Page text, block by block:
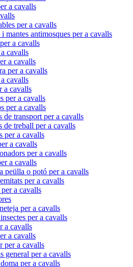
a cavalls
per a cavalls
i mantes antimosques per a cavalls
a cavalls
cavalls
a cavalls
per a cavalls
cavalls
a cavalls
per a cavalls
per a cavalls
de transport per a cavalls
de treball per a cavalls
per a cavalls
a cavalls
per a cavalls
a cavalls
peülla o potó per a cavalls
per a cavalls
a cavalls
per a cavalls
per a cavalls
a cavalls
a cavalls
per a cavalls
general per a cavalls
per a cavalls